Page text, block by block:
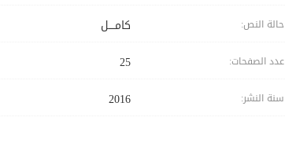
حالة النص: كامــــل
عدد الصفحات: 25
سنة النشر: 2016